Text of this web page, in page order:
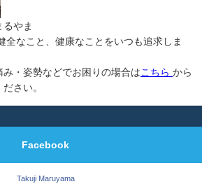
やま
全なこと、健康なことをいつも追求しま
・姿勢などでお困りの場合はこちら から
さい。
Facebook
Takuji Maruyama